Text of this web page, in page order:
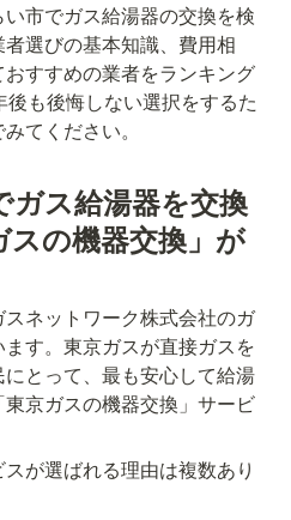
市でガス給湯器の交換を検
選びの基本知識、費用相
すすめの業者をランキング
も後悔しない選択をするた
てください。
ス給湯器を交換
の機器交換」が
ネットワーク株式会社のガ
す。東京ガスが直接ガスを
とって、最も安心して給湯
京ガスの機器交換」サービ
が選ばれる理由は複数あり